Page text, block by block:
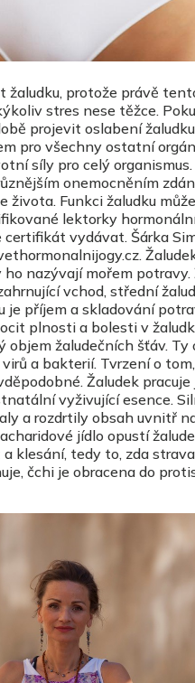
protože právě
stres nese těžce.
projevit oslabení
pro všechny ostatní
síly pro celý
onemocněním
života. Funkci žaludku
lektorky
vydávat. Šárka
nazývají mořem
vchod, střední
je příjem a skladování
plnosti a bolesti v
žaludečních šťáv.
a bakterií. Tvrzení o tom,
Žaludek
vyživující esence.
a rozdrtily obsah uvnitř
jídlo opustí
klesání, tedy to, zda
čchi je obracena do